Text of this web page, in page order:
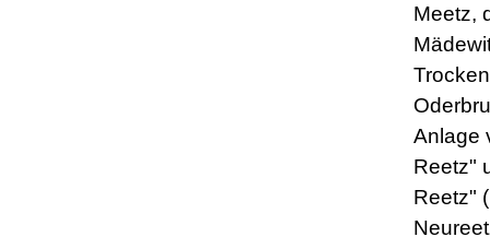
Meetz,
Anlage
Reetz"
Reetz"